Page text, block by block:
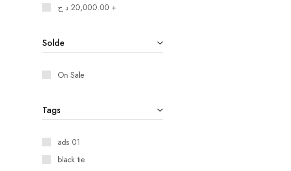
S 8
XS
20,000.00 د.ج +
Solde
On Sale
Tags
ads 01
black tie